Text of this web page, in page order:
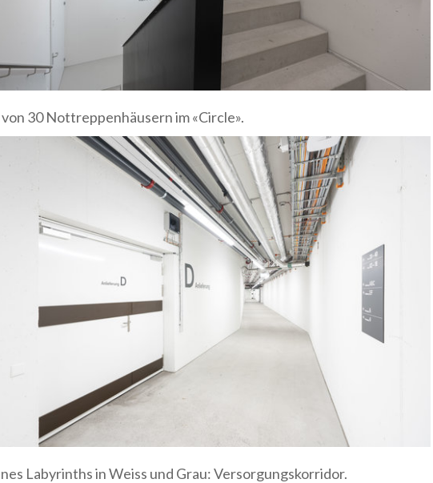
30 Nottreppenhäusern im «Circle».
Labyrinths in Weiss und Grau: Versorgungskorridor.